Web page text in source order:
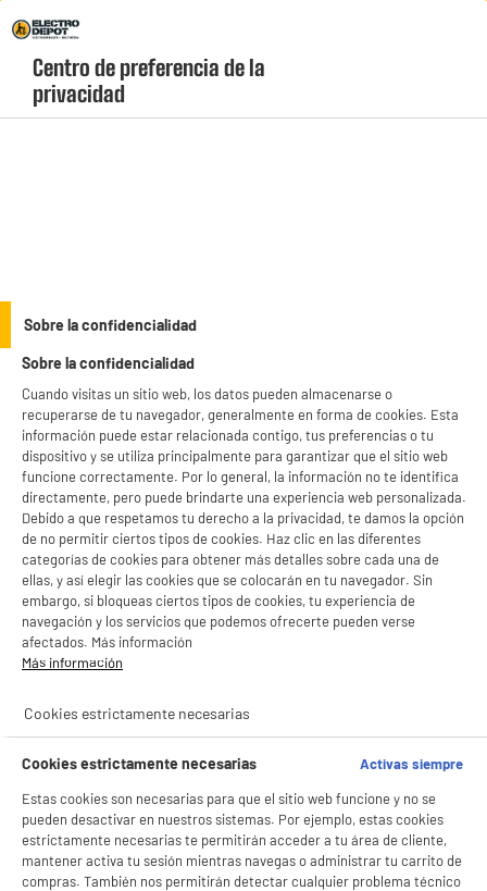
Menú
geolocation-header-icon-text
account
2€94
Rechazar todas
BIENVENIDO a ELECTRO
DEPOT
y sus socios utilizan cookies que procesan tus datos personales para:
- facilitar el intercambio de contenido en las redes sociales
Consulta la política de cookies. .
Si aceptas, la experiencia será aún mejor. Si no acepta, se utilizarán cookies
estadísticas anónimas basadas en tu navegación. Puedes oponerte a su uso
gestionando sus cookies.
Centro de preferencia de la
privacidad
Sobre la confidencialidad
Sobre la confidencialidad
Cuando visitas un sitio web, los datos pueden almacenarse o
recuperarse de tu navegador, generalmente en forma de cookies. Esta
información puede estar relacionada contigo, tus preferencias o tu
dispositivo y se utiliza principalmente para garantizar que el sitio web
funcione correctamente. Por lo general, la información no te identifica
directamente, pero puede brindarte una experiencia web personalizada.
Debido a que respetamos tu derecho a la privacidad, te damos la opción
de no permitir ciertos tipos de cookies. Haz clic en las diferentes
categorías de cookies para obtener más detalles sobre cada una de
ellas, y así elegir las cookies que se colocarán en tu navegador. Sin
embargo, si bloqueas ciertos tipos de cookies, tu experiencia de
navegación y los servicios que podemos ofrecerte pueden verse
afectados. Más información
Más información
Cookies estrictamente necesarias
Cookies estrictamente necesarias
Activas siempre
Estas cookies son necesarias para que el sitio web funcione y no se
pueden desactivar en nuestros sistemas. Por ejemplo, estas cookies
estrictamente necesarias te permitirán acceder a tu área de cliente,
mantener activa tu sesión mientras navegas o administrar tu carrito de
compras. También nos permitirán detectar cualquier problema técnico